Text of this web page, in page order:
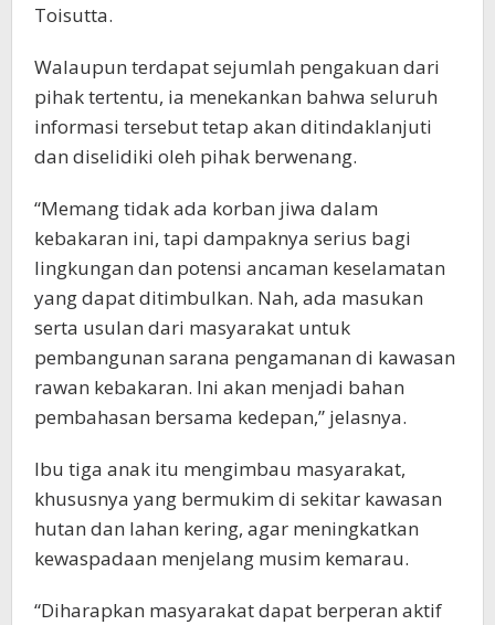
Toisutta.
Walaupun terdapat sejumlah pengakuan dari
pihak tertentu, ia menekankan bahwa seluruh
informasi tersebut tetap akan ditindaklanjuti
dan diselidiki oleh pihak berwenang.
“Memang tidak ada korban jiwa dalam
kebakaran ini, tapi dampaknya serius bagi
lingkungan dan potensi ancaman keselamatan
yang dapat ditimbulkan. Nah, ada masukan
serta usulan dari masyarakat untuk
pembangunan sarana pengamanan di kawasan
rawan kebakaran. Ini akan menjadi bahan
pembahasan bersama kedepan,” jelasnya.
Ibu tiga anak itu mengimbau masyarakat,
khususnya yang bermukim di sekitar kawasan
hutan dan lahan kering, agar meningkatkan
kewaspadaan menjelang musim kemarau.
“Diharapkan masyarakat dapat berperan aktif